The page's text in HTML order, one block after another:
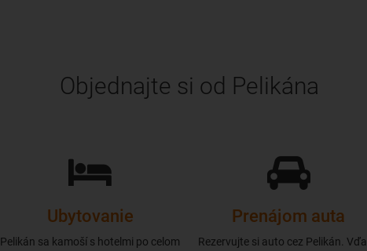
Objednajte si od Pelikána
Ubytovanie
Pelikán sa kamoší s hotelmi po celom
Prenájom auta
Rezervujte si auto cez Pelikán.